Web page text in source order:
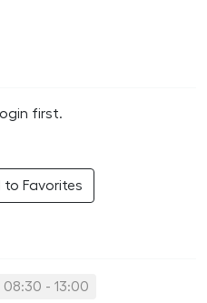
first.
to Favorites
08:30 - 13:00